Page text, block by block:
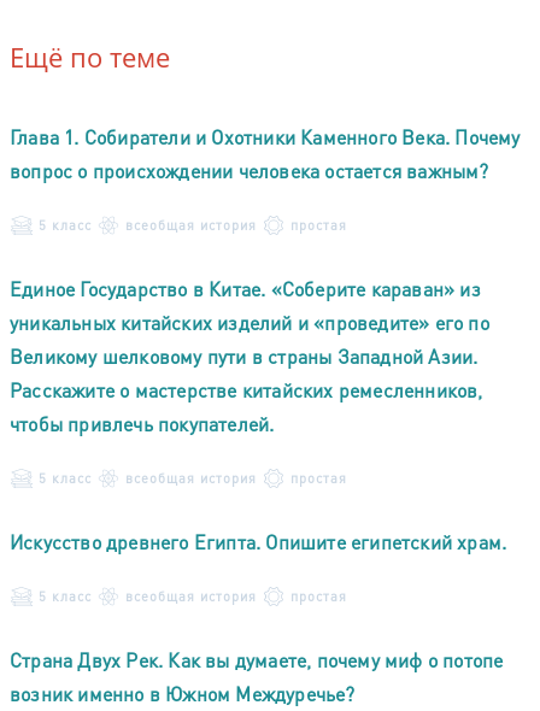
Ещё по теме
Глава 1. Собиратели и Охотники Каменного Века. Почему
вопрос о происхождении человека остается важным?
5 класс всеобщая история простая
Единое Государство в Китае. «Соберите караван» из
уникальных китайских изделий и «проведите» его по
Великому шелковому пути в страны Западной Азии.
Расскажите о мастерстве китайских ремесленников,
чтобы привлечь покупателей.
5 класс всеобщая история простая
Искусство древнего Египта. Опишите египетский храм.
5 класс всеобщая история простая
Страна Двух Рек. Как вы думаете, почему миф о потопе
возник именно в Южном Междуречье?